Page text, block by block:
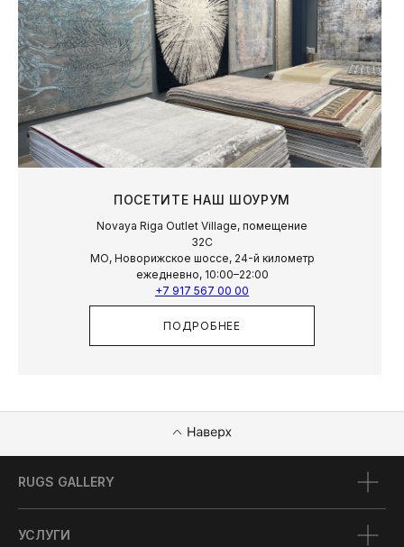
ПОДРОБНЕЕ
Novaya Riga Outlet Village, помещение
32С
МО, Новорижское шоссе, 24-й километр
ежедневно, 10:00–22:00
+7 917 567 00 00
ПОСЕТИТЕ НАШ ШОУРУМ
RUGS GALLERY
УСЛУГИ